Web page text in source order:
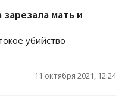
мать и
убийство
11 октября 2021, 12:24